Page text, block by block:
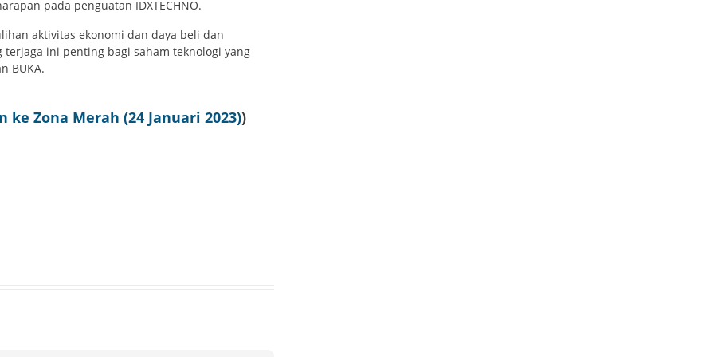
pada penguatan IDXTECHNO.
aktivitas ekonomi dan daya beli dan
ini penting bagi saham teknologi yang
BUKA.
ke Zona Merah (24 Januari 2023))